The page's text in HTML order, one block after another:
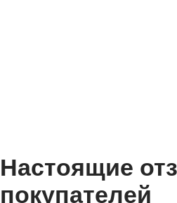
Настоящие
покупателей